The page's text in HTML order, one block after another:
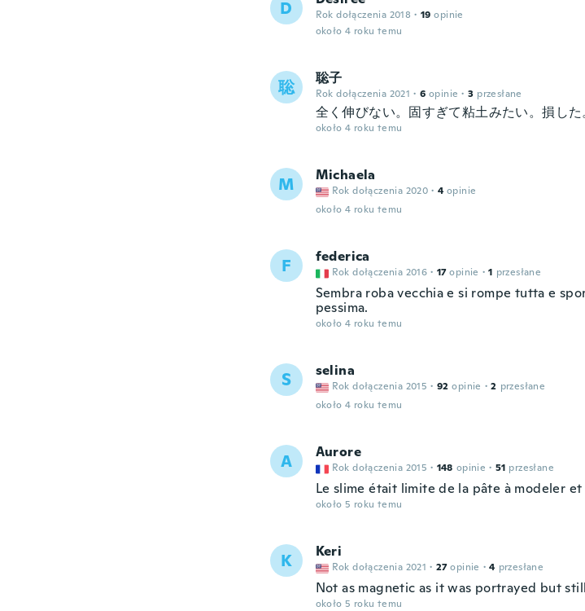
D Rok dołączenia 2018 · 19 opinie
około 4 roku temu
聡 聡子
Rok dołączenia 2021 · 6 opinie · 3 przesłane
全く伸びない。固すぎて粘土みたい。損した
około 4 roku temu
M Michaela
Rok dołączenia 2020 · 4 opinie
około 4 roku temu
F federica
Rok dołączenia 2016 · 17 opinie · 1 przesłane
Sembra roba vecchia e si rompe tutta e
pessima.
około 4 roku temu
S selina
Rok dołączenia 2015 · 92 opinie · 2 przesłane
około 4 roku temu
A Aurore
Rok dołączenia 2015 · 148 opinie · 51 przesłane
Le slime était limite de la pâte à modeler
około 5 roku temu
K Keri
Rok dołączenia 2021 · 27 opinie · 4 przesłane
Not as magnetic as it was portrayed but
około 5 roku temu